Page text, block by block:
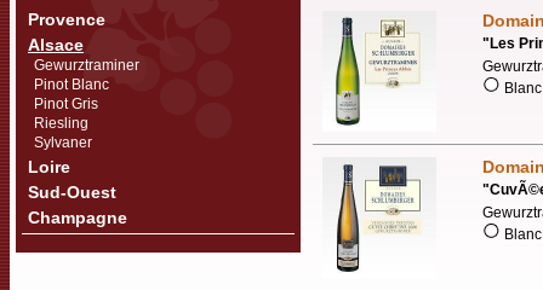
Provence
Alsace
Gewurztraminer
Pinot Blanc
Pinot Gris
Riesling
Sylvaner
Loire
Sud-Ouest
Champagne
" Les
"